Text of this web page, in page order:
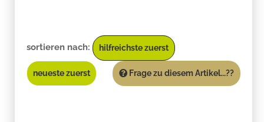
sortieren nach: hilfreichste zuerst
neueste zuerst Frage zu diesem Artikel...??